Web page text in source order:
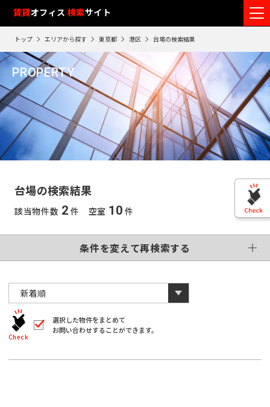
賃貸オフィス 検索サイト
トップ エリアから探す 東京都 港区 台場の検索結果
PROPERTY
台場の検索結果
該当物件数 2 件 空室 10 件
条件を変えて再検索する
検索エリア
台場
変更する
入居可能時期
こだわり条件
制震・免震構造
個別空調
竣工予定
基準階500坪以上
VR画像有
路
線
を
選
択
す
る
東
千
葉
埼
玉
北
海
宮
ク
リ
ア
0
再
検
索
す
る
エ
リ
ア
を
選
択
す
東
川
葉
埼
玉
ク
リ
ア
1エ
リ
ア
再
検
索
す
る
フ
リ
ー
ワ
ー
ド
で
検
索
す
る
再検索す
全
角
で
入
Check
選択した物件をまとめて
お問い合わせすることができます。
フ
ロ
ア
閲
覧
履
歴
※
覧
は
日
る
自
動
的
に
削
除